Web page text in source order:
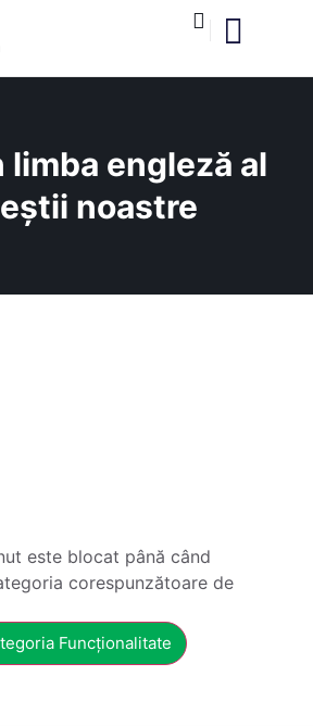
limba engleză al
noastre
este blocat până când
corespunzătoare de
Funcționalitate